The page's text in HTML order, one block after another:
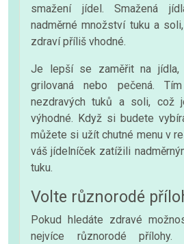
smažení jídel. Smažená
nadměrné množství tuku a
zdraví příliš vhodné.
Je lepší se zaměřit na jídla,
grilovaná nebo pečená.
nezdravých tuků a soli, což
výhodné. Když si budete
můžete si užít chutné menu v
váš jídelníček zatížili
tuku.
Volte různorodé
Pokud hledáte zdravé
nejvíce různorodé přílohy.